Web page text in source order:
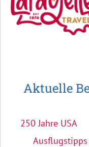
Aktuelle
250 Jahre USA
Ausflugstipps